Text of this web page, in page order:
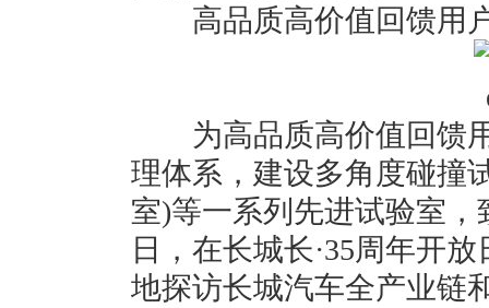
高品质高价值回馈用
为高品质高价值回馈用
理体系，建设多角度碰撞
室)等一系列先进试验室，
日，在长城长·35周年开
地探访长城汽车全产业链